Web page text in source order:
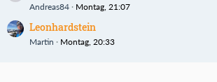
Andreas84 Montag, 21:07
Leonhardstein
Martin Montag, 20:33